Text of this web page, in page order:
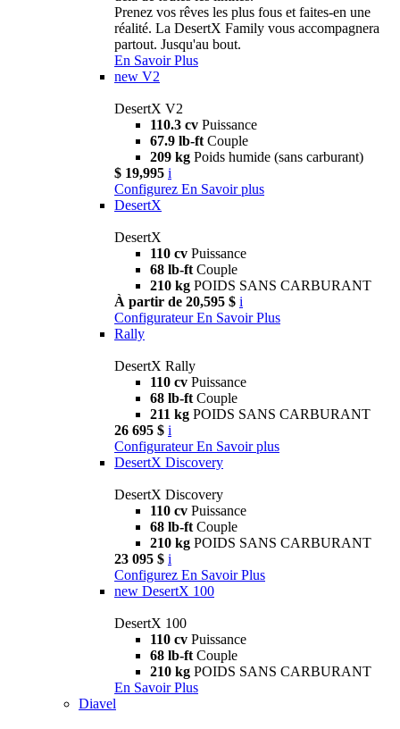
Prenez vos rêves les plus fous et faites-en une
réalité. La DesertX Family vous accompagnera
partout. Jusqu'au bout.
En Savoir Plus
new V2
DesertX V2
110.3 cv Puissance
67.9 lb-ft Couple
209 kg Poids humide (sans carburant)
$ 19,995 i
Configurez En Savoir plus
DesertX
DesertX
110 cv Puissance
68 lb-ft Couple
210 kg POIDS SANS CARBURANT
À partir de 20,595 $ i
Configurateur En Savoir Plus
Rally
DesertX Rally
110 cv Puissance
68 lb-ft Couple
211 kg POIDS SANS CARBURANT
26 695 $ i
Configurateur En Savoir plus
DesertX Discovery
DesertX Discovery
110 cv Puissance
68 lb-ft Couple
210 kg POIDS SANS CARBURANT
23 095 $ i
Configurez En Savoir Plus
new DesertX 100
DesertX 100
110 cv Puissance
68 lb-ft Couple
210 kg POIDS SANS CARBURANT
En Savoir Plus
Diavel